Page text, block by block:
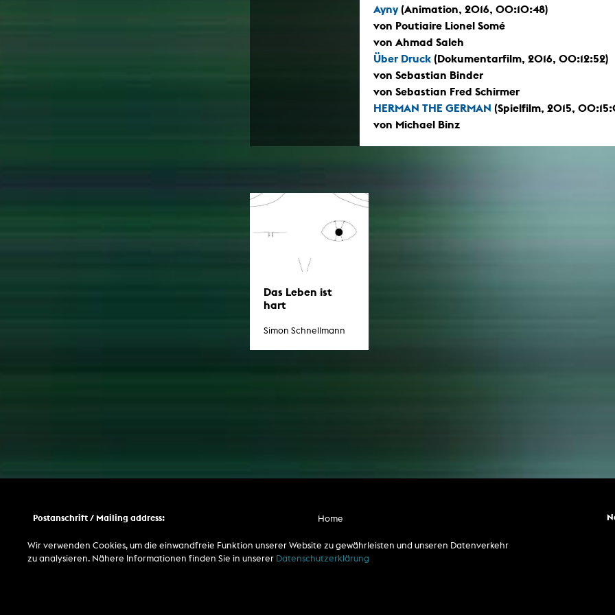
Ayny(Animation, 2016, 00:10:48)
von Poutiaire Lionel Somé
von Ahmad Saleh
Über Druck (Dokumentarfilm, 2016, 00:12:52)
von Sebastian Binder
von Sebastian Fred Schirmer
HERMAN THE GERMAN (Spielfilm, 2015,
von Michael Binz
Das Leben ist
hart
Simon Schnellmann
Postanschrift / Mailing address:
Academy of Media Arts Cologne
Heumarkt 14
Home
Lehrgebiete
Glasmoog
Wir verwenden Cookies, um die einwandfreie Funktion unserer Website zu gewährleisten und unseren Datenverkehr
zu analysieren. Nähere Informationen finden Sie in unserer Datenschutzerklärung